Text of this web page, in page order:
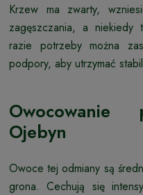
Krzew ma zwarty,
zagęszczania, a niekiedy
razie potrzeby można
podpory, aby utrzymać
Owocowanie
Ojebyn
Owoce tej odmiany są
grona. Cechują się